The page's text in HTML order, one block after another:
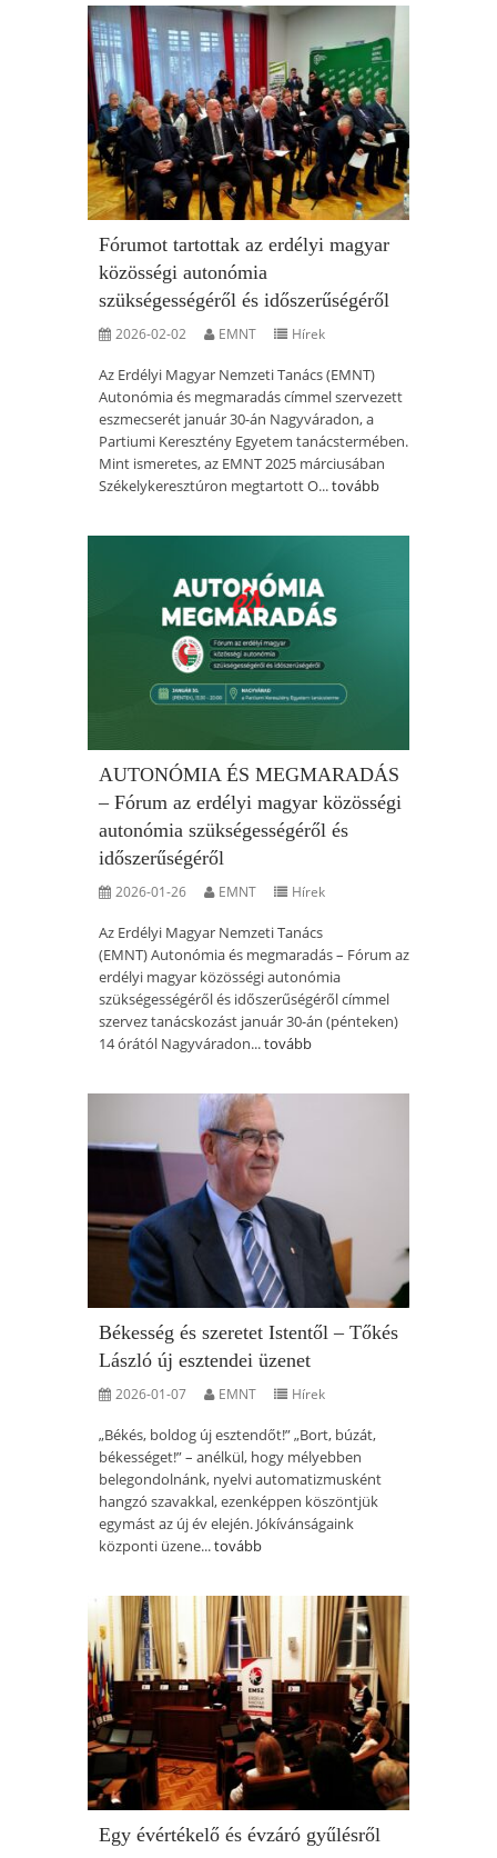
Fórumot tartottak az erdélyi magyar
közösségi autonómia
szükségességéről és időszerűségéről
2026-02-02 EMNT Hírek
Az Erdélyi Magyar Nemzeti Tanács (EMNT)
Autonómia és megmaradás címmel szervezett
eszmecserét január 30-án Nagyváradon, a
Partiumi Keresztény Egyetem tanácstermében.
Mint ismeretes, az EMNT 2025 márciusában
Székelykeresztúron megtartott O...tovább
AUTONÓMIA ÉS MEGMARADÁS
– Fórum az erdélyi magyar közösségi
autonómia szükségességéről és
időszerűségéről
2026-01-26 EMNT Hírek
Az Erdélyi Magyar Nemzeti Tanács
(EMNT) Autonómia és megmaradás – Fórum az
erdélyi magyar közösségi autonómia
szükségességéről és időszerűségéről címmel
szervez tanácskozást január 30-án (pénteken)
14 órától Nagyváradon...tovább
Békesség és szeretet Istentől – Tőkés
László új esztendei üzenet
2026-01-07 EMNT Hírek
„Békés, boldog új esztendőt!” „Bort, búzát,
békességet!” – anélkül, hogy mélyebben
belegondolnánk, nyelvi automatizmusként
hangzó szavakkal, ezenképpen köszöntjük
egymást az új év elején. Jókívánságaink
központi üzene...tovább
Egy évértékelő és évzáró gyűlésről